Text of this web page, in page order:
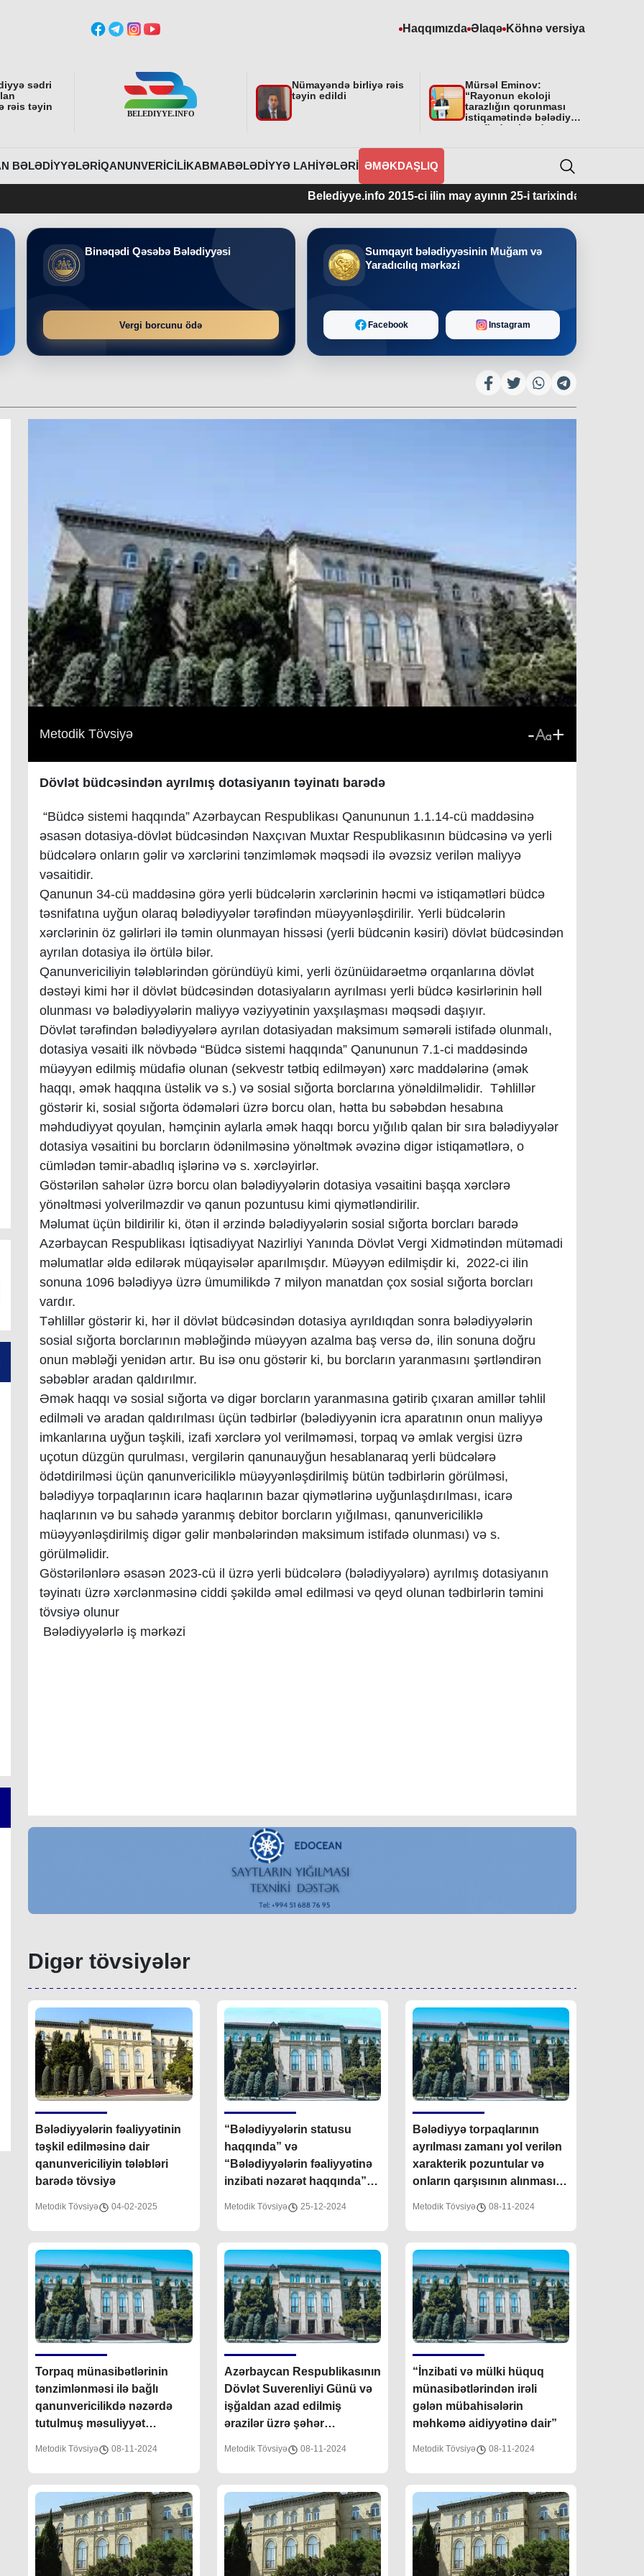
Haqqımızda Əlaqə Köhnə versiya
sədri
rəis təyin
Nümayəndə birliyə rəis
təyin edildi
Mürsəl Eminov:
“Rayonun ekoloji
tarazlığın qorunması
istiqamətində bələdiyyə
tərəfindən bundan
BƏLƏDIYYƏLƏRIQANUNVERICILIKABMABƏLƏDIYYƏ LAHIYƏLƏRI ƏMƏKDAŞLIQ
Belediyye.info 2015-ci ilin may ayının 25-i tarixindən fəaliyyətdədir.
Binəqədi Qəsəbə Bələdiyyəsi
Vergi borcunu ödə
Sumqayıt bələdiyyəsinin Muğam və
Yaradıcılıq mərkəzi
Facebook Instagram
Metodik Tövsiyə - +
Dövlət büdcəsindən ayrılmış dotasiyanın təyinatı barədə
“Büdcə sistemi haqqında” Azərbaycan Respublikası Qanununun 1.1.14-cü maddəsinə
əsasən dotasiya-dövlət büdcəsindən Naxçıvan Muxtar Respublikasının büdcəsinə və yerli
büdcələrə onların gəlir və xərclərini tənzimləmək məqsədi ilə əvəzsiz verilən maliyyə
vəsaitidir.
Qanunun 34-cü maddəsinə görə yerli büdcələrin xərclərinin həcmi və istiqamətləri büdcə
təsnifatına uyğun olaraq bələdiyyələr tərəfindən müəyyənləşdirilir. Yerli büdcələrin
xərclərinin öz gəlirləri ilə təmin olunmayan hissəsi (yerli büdcənin kəsiri) dövlət büdcəsindən
ayrılan dotasiya ilə örtülə bilər.
Qanunvericiliyin tələblərindən göründüyü kimi, yerli özünüidarəetmə orqanlarına dövlət
dəstəyi kimi hər il dövlət büdcəsindən dotasiyaların ayrılması yerli büdcə kəsirlərinin həll
olunması və bələdiyyələrin maliyyə vəziyyətinin yaxşılaşması məqsədi daşıyır.
Dövlət tərəfindən bələdiyyələrə ayrılan dotasiyadan maksimum səmərəli istifadə olunmalı,
dotasiya vəsaiti ilk növbədə “Büdcə sistemi haqqında” Qanununun 7.1-ci maddəsində
müəyyən edilmiş müdafiə olunan (sekvestr tətbiq edilməyən) xərc maddələrinə (əmək
haqqı, əmək haqqına üstəlik və s.) və sosial sığorta borclarına yönəldilməlidir. Təhlillər
göstərir ki, sosial sığorta ödəmələri üzrə borcu olan, hətta bu səbəbdən hesabına
məhdudiyyət qoyulan, həmçinin aylarla əmək haqqı borcu yığılıb qalan bir sıra bələdiyyələr
dotasiya vəsaitini bu borcların ödənilməsinə yönəltmək əvəzinə digər istiqamətlərə, o
cümlədən təmir-abadlıq işlərinə və s. xərcləyirlər.
Göstərilən sahələr üzrə borcu olan bələdiyyələrin dotasiya vəsaitini başqa xərclərə
yönəltməsi yolverilməzdir və qanun pozuntusu kimi qiymətləndirilir.
Məlumat üçün bildirilir ki, ötən il ərzində bələdiyyələrin sosial sığorta borcları barədə
Azərbaycan Respublikası İqtisadiyyat Nazirliyi Yanında Dövlət Vergi Xidmətindən mütəmadi
məlumatlar əldə edilərək müqayisələr aparılmışdır. Müəyyən edilmişdir ki, 2022-ci ilin
sonuna 1096 bələdiyyə üzrə ümumilikdə 7 milyon manatdan çox sosial sığorta borcları
vardır.
Təhlillər göstərir ki, hər il dövlət büdcəsindən dotasiya ayrıldıqdan sonra bələdiyyələrin
sosial sığorta borclarının məbləğində müəyyən azalma baş versə də, ilin sonuna doğru
onun məbləği yenidən artır. Bu isə onu göstərir ki, bu borcların yaranmasını şərtləndirən
səbəblər aradan qaldırılmır.
Əmək haqqı və sosial sığorta və digər borcların yaranmasına gətirib çıxaran amillər təhlil
edilməli və aradan qaldırılması üçün tədbirlər (bələdiyyənin icra aparatının onun maliyyə
imkanlarına uyğun təşkili, izafi xərclərə yol verilməməsi, torpaq və əmlak vergisi üzrə
uçotun düzgün qurulması, vergilərin qanunauyğun hesablanaraq yerli büdcələrə
ödətdirilməsi üçün qanunvericiliklə müəyyənləşdirilmiş bütün tədbirlərin görülməsi,
bələdiyyə torpaqlarının icarə haqlarının bazar qiymətlərinə uyğunlaşdırılması, icarə
haqlarının və bu sahədə yaranmış debitor borcların yığılması, qanunvericiliklə
müəyyənləşdirilmiş digər gəlir mənbələrindən maksimum istifadə olunması) və s.
görülməlidir.
Göstərilənlərə əsasən 2023-cü il üzrə yerli büdcələrə (bələdiyyələrə) ayrılmış dotasiyanın
təyinatı üzrə xərclənməsinə ciddi şəkildə əməl edilməsi və qeyd olunan tədbirlərin təmini
tövsiyə olunur
Bələdiyyələrlə iş mərkəzi
Digər tövsiyələr
Bələdiyyələrin fəaliyyətinin
təşkil edilməsinə dair
qanunvericiliyin tələbləri
barədə tövsiyə
Metodik Tövsiyə 04-02-2025
“Bələdiyyələrin statusu
haqqında” və
“Bələdiyyələrin fəaliyyətinə
inzibati nəzarət haqqında”
Qanunlarında edilmiş
dəyişikliklər barədə”
Metodik Tövsiyə 25-12-2024
Bələdiyyə torpaqlarının
ayrılması zamanı yol verilən
xarakterik pozuntular və
onların qarşısının alınması
Metodik Tövsiyə 08-11-2024
Torpaq münasibətlərinin
tənzimlənməsi ilə bağlı
qanunvericilikdə nəzərdə
tutulmuş məsuliyyət
Metodik Tövsiyə 08-11-2024
Azərbaycan Respublikasının
Dövlət Suverenliyi Günü və
işğaldan azad edilmiş
ərazilər üzrə şəhər
bağlı Ölkə başçısının
Sərəncamlarının icrasından
irəli gələn məsələlər barədə
Metodik Tövsiyə 08-11-2024
“İnzibati və mülki hüquq
münasibətlərindən irəli
gələn mübahisələrin
məhkəmə aidiyyətinə dair”
Metodik Tövsiyə 08-11-2024